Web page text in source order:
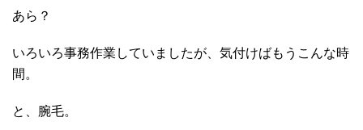
あら？
いろいろ事務作業していましたが、気付けばもうこんな時
間。
と、腕毛。